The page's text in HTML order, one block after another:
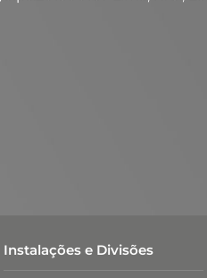
Instalações e Divisões